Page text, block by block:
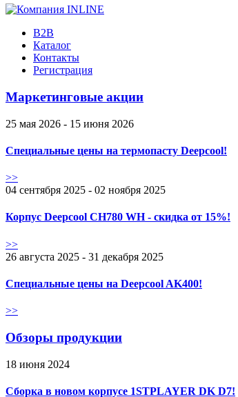
B2B
Каталог
Контакты
Регистрация
Маркетинговые акции
25 мая 2026 - 15 июня 2026
Специальные цены на термопасту Deepcool!
>>
04 сентября 2025 - 02 ноября 2025
Корпус Deepcool CH780 WH - скидка от 15%!
>>
26 августа 2025 - 31 декабря 2025
Специальные цены на Deepcool AK400!
>>
Обзоры продукции
18 июня 2024
Сборка в новом корпусе 1STPLAYER DK D7!